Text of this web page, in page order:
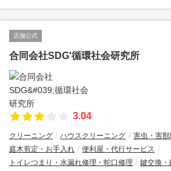
店舗公式
合同会社SDG'循環社会研究所
3.04
クリーニング ハウスクリーニング
害虫・害
庭木剪定・お手入れ
便利屋・代行サービス
トイレつまり・水漏れ修理・蛇口修理
鍵交換・